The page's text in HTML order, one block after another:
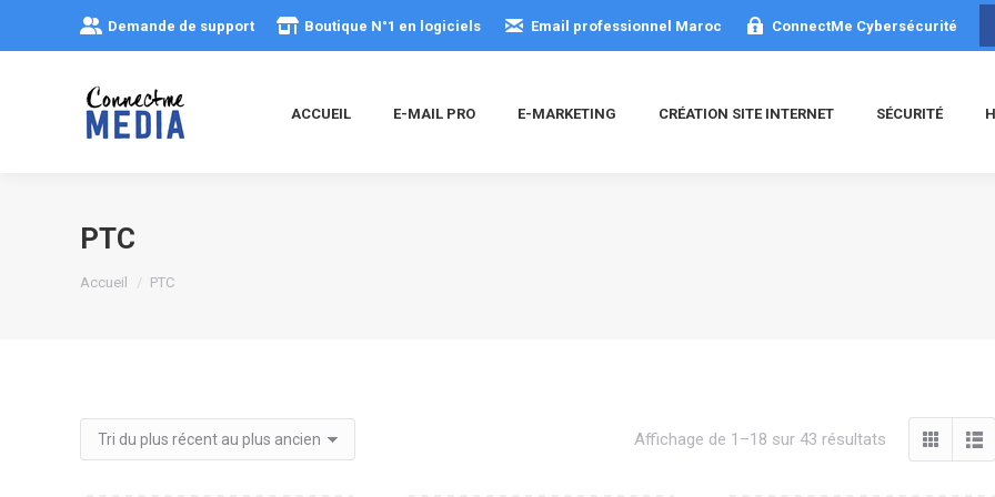
Demande de support Boutique N°1 en logiciels Email professionnel Maroc ConnectMe Cybersécurité
ACCUEIL E-MAIL PRO E-MARKETING CRÉATION SITE INTERNET SÉCURITÉ
PTC
Vous êtes ici :
Accueil PTC
Affichage de 1–18 sur 43 résultats